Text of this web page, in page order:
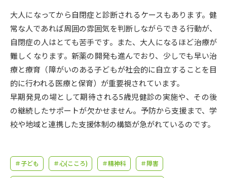
併願校選び 受験スケジュールを立てよう
先輩が入学を決めた理由 テレメール全国一斉進学調査
新生活お役立ちガイド
学問発見 学問検索
大学で学びたい学問発見
大人になってから自閉症と診断されるケースもあります。健
常な人であれば周囲の雰囲気を判断しながらできる行動が、
自閉症の人はとても苦手です。また、大人になるほど治療が
難しくなります。新薬の開発も進んでおり、少しでも早い治
療と療育（障がいのある子どもが社会的に自立することを目
的に行われる医療と保育）が重要視されています。
早期発見の場として期待される5歳児健診の実施や、その後
の継続したサポートが欠かせません。予防から支援まで、学
校や地域と連携した支援体制の構築が急がれているのです。
＃子ども ＃心(こころ) ＃精神科 ＃障害